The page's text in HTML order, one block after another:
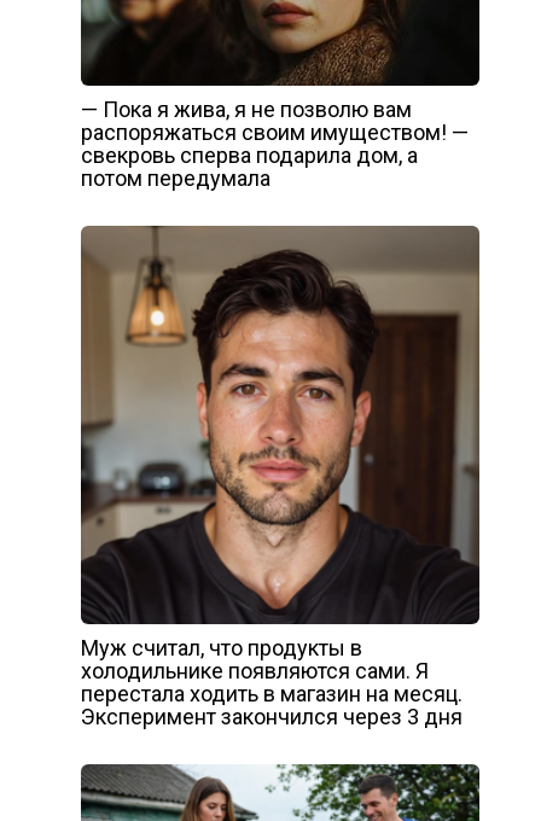
— Пока я жива, я не позволю вам
распоряжаться своим имуществом! —
свекровь сперва подарила дом, а
потом передумала
Муж считал, что продукты в
холодильнике появляются сами. Я
перестала ходить в магазин на месяц.
Эксперимент закончился через 3 дня